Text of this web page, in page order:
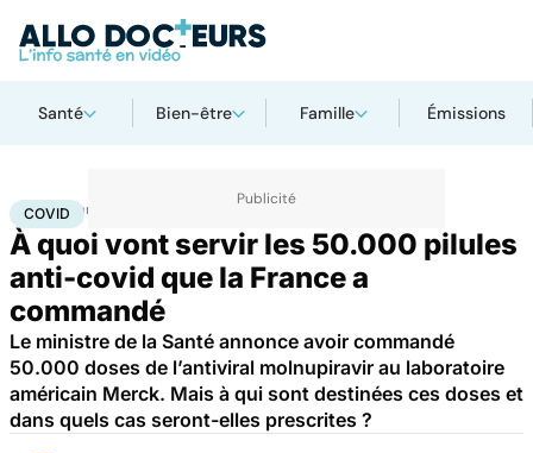
Santé Bien-être Famille Émissions
Accueil Santé Maladies infectieuses
COVID
À quoi vont servir les 50.000 pilules
anti-covid que la France a
commandé
Le ministre de la Santé annonce avoir commandé
50.000 doses de l’antiviral molnupiravir au laboratoire
américain Merck. Mais à qui sont destinées ces doses et
dans quels cas seront-elles prescrites ?